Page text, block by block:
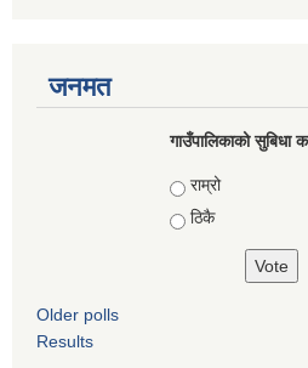
जनमत
गाउँपालिकाको सुबिधा
Choices
राम्रो
ठिकै
Older polls
Results